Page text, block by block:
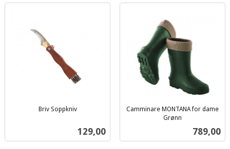
Briv Soppkniv
Pris
129,00
Camminare MONTANA for dame
Grønn
Pris
789,00